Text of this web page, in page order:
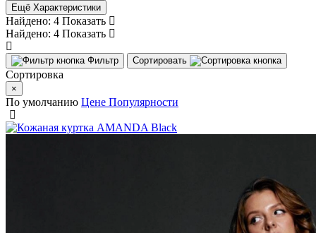
Ещё Характеристики
Найдено: 4 Показать
Найдено: 4 Показать
Фильтр Сортировать
Сортировка
×
По умолчанию Цене Популярности